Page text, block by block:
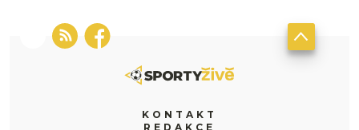
KONTAKT
REDAKCE